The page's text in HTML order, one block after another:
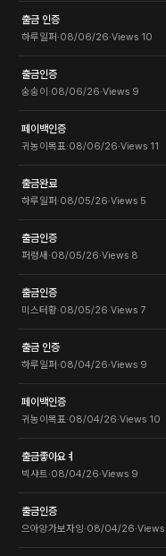
출금 인증
하루일퍼·08/06/26·Views 10
출금인증
숭숭이·08/06/26·Views 9
페이백인증
귀농이목표·08/06/26·Views 11
출금완료
하루일퍼·08/05/26·Views 5
출금인증
퍼렁새 ·08/05/26·Views 8
출금인증
미스터황·08/05/26·Views 7
출금 인증
하루일퍼·08/04/26·Views 9
페이백인증
귀농이목표·08/04/26·Views 10
출금좋아요ㅕ
빅샤트·08/04/26·Views 9
출금인증
으아앙가보자잉·08/04/26·Views